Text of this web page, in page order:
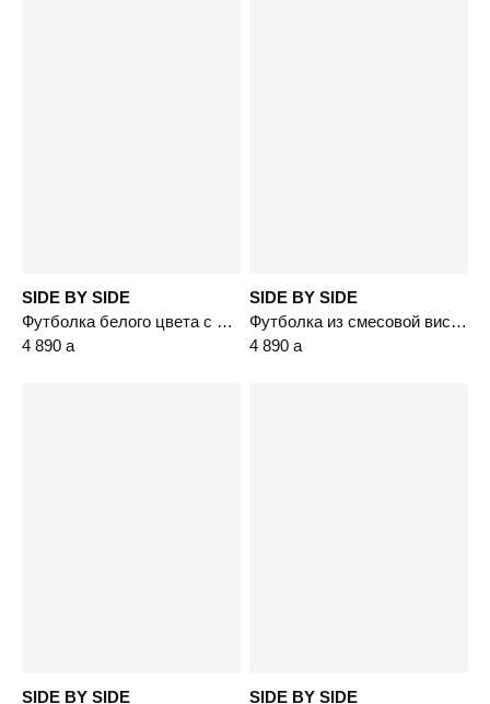
SIDE BY SIDE
Футболка белого цвета с принтом и фольгированием
4 890 a
SIDE BY SIDE
Футболка из смесовой вискозы с декором глиттером
4 890 a
SIDE BY SIDE
SIDE BY SIDE